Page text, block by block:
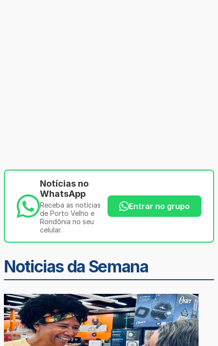
Notícias no
WhatsApp
Receba as notícias
de Porto Velho e
Rondônia no seu
celular.
Entrar no grupo
Noticias da Semana